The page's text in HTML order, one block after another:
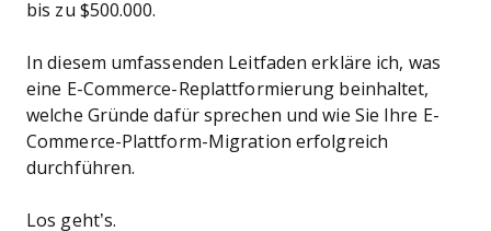
bis zu $500.000.
In diesem umfassenden Leitfaden erkläre ich, was
eine E-Commerce-Replattformierung beinhaltet,
welche Gründe dafür sprechen und wie Sie Ihre E-
Commerce-Plattform-Migration erfolgreich
durchführen.
Los geht’s.